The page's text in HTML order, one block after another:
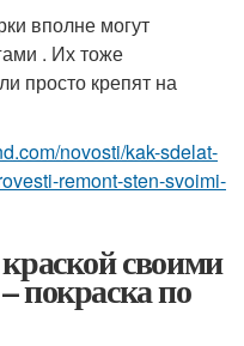
вполне могут
. Их тоже
просто крепят на
novosti/kak-sdelat-
remont-sten-svoimi-
своими
покраска по